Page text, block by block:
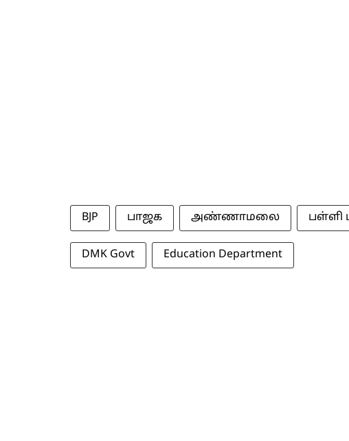
BJP பாஜக அண்ணாமலை
DMK Govt Education Department